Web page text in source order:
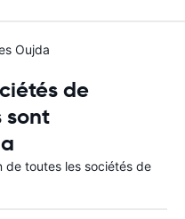
Oujda
de
sont
de toutes les sociétés de